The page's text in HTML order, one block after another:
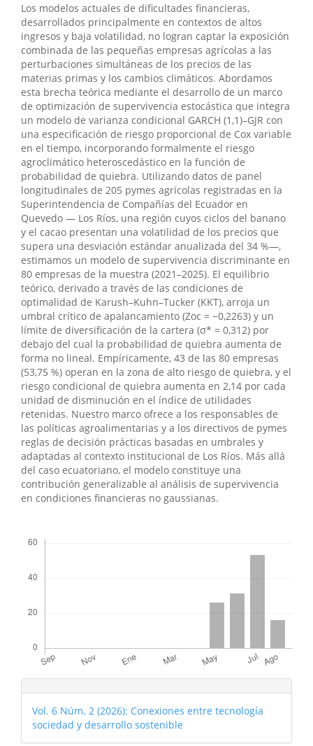
Los modelos actuales de dificultades financieras,
desarrollados principalmente en contextos de altos
ingresos y baja volatilidad, no logran captar la exposición
combinada de las pequeñas empresas agrícolas a las
perturbaciones simultáneas de los precios de las
materias primas y los cambios climáticos. Abordamos
esta brecha teórica mediante el desarrollo de un marco
de optimización de supervivencia estocástica que integra
un modelo de varianza condicional GARCH (1,1)–GJR con
una especificación de riesgo proporcional de Cox variable
en el tiempo, incorporando formalmente el riesgo
agroclimático heteroscedástico en la función de
probabilidad de quiebra. Utilizando datos de panel
longitudinales de 205 pymes agrícolas registradas en la
Superintendencia de Compañías del Ecuador en
Quevedo — Los Ríos, una región cuyos ciclos del banano
y el cacao presentan una volatilidad de los precios que
supera una desviación estándar anualizada del 34 %—,
estimamos un modelo de supervivencia discriminante en
80 empresas de la muestra (2021–2025). El equilibrio
teórico, derivado a través de las condiciones de
optimalidad de Karush–Kuhn–Tucker (KKT), arroja un
umbral crítico de apalancamiento (Zoc = −0,2263) y un
límite de diversificación de la cartera (σ* = 0,312) por
debajo del cual la probabilidad de quiebra aumenta de
forma no lineal. Empíricamente, 43 de las 80 empresas
(53,75 %) operan en la zona de alto riesgo de quiebra, y el
riesgo condicional de quiebra aumenta en 2,14 por cada
unidad de disminución en el índice de utilidades
retenidas. Nuestro marco ofrece a los responsables de
las políticas agroalimentarias y a los directivos de pymes
reglas de decisión prácticas basadas en umbrales y
adaptadas al contexto institucional de Los Ríos. Más allá
del caso ecuatoriano, el modelo constituye una
contribución generalizable al análisis de supervivencia
en condiciones financieras no gaussianas.
Vol. 6 Núm. 2 (2026): Conexiones entre tecnología
sociedad y desarrollo sostenible